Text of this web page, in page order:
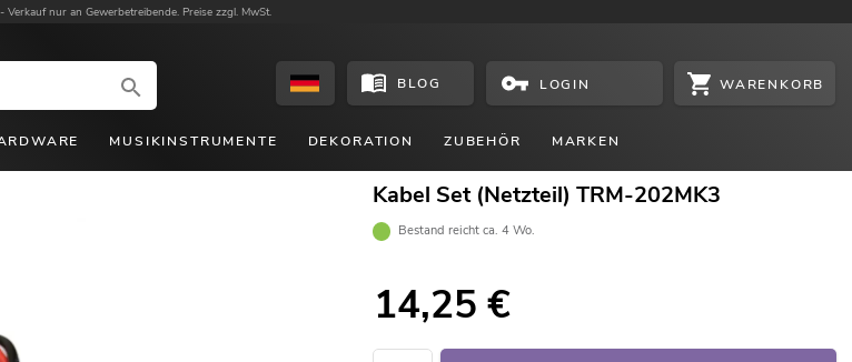
Verkauf nur an Gewerbetreibende. Preise zzgl. MwSt.
BLOG LOGIN WARENKORB
MUSIKINSTRUMENTE DEKORATION ZUBEHÖR MARKEN
Kabel Set (Netzteil) TRM-202MK3
Bestand reicht ca. 4 Wo.
14,25 €